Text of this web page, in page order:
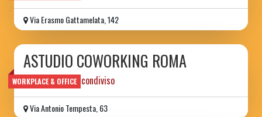
Via Erasmo Gattamelata, 142
WORKPLACE & OFFICE
ASTUDIO COWORKING ROMA
spazio di lavoro condiviso
Via Antonio Tempesta, 63